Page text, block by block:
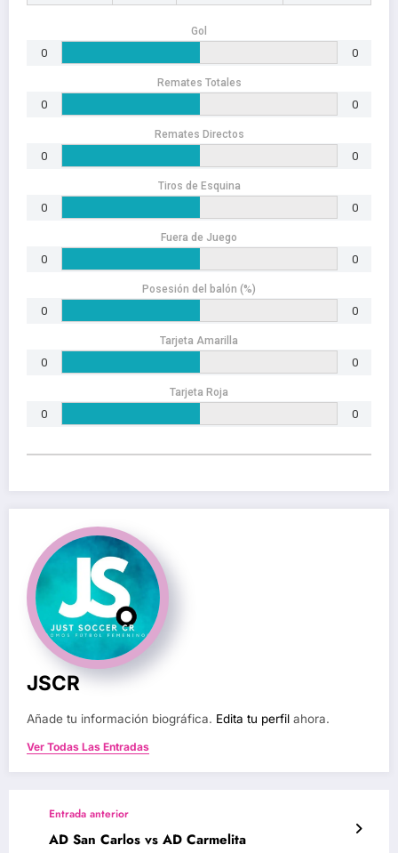
Gol
0 0
Remates Totales
0 0
Remates Directos
0 0
Tiros de Esquina
0 0
Fuera de Juego
0 0
Posesión del balón (%)
0 0
Tarjeta Amarilla
0 0
Tarjeta Roja
0 0
JSCR
Añade tu información biográfica. Edita tu perfil ahora.
Ver Todas Las Entradas
Entrada anterior
AD San Carlos vs AD Carmelita